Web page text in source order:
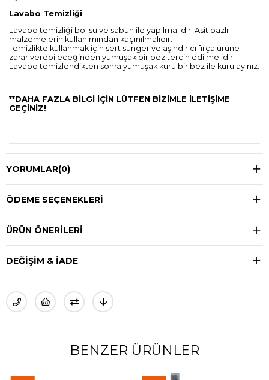
Lavabo Temizliği
Lavabo temizliği bol su ve sabun ile yapılmalıdır. Asit bazlı
malzemelerin kullanımından kaçınılmalıdır.
Temizlikte kullanmak için sert sünger ve aşındırıcı fırça ürüne
zarar verebileceğinden yumuşak bir bez tercih edilmelidir.
Lavabo temizlendikten sonra yumuşak kuru bir bez ile kurulayınız.
**DAHA FAZLA BİLGİ İÇİN LÜTFEN BİZİMLE İLETİŞİME
GEÇİNİZ!
YORUMLAR(0)
ÖDEME SEÇENEKLERI
ÜRÜN ÖNERILERI
DEĞIŞIM & İADE
BENZER ÜRÜNLER